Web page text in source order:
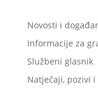
Novosti i
Informacije za
Službeni glasnik
Natječaji, pozivi i